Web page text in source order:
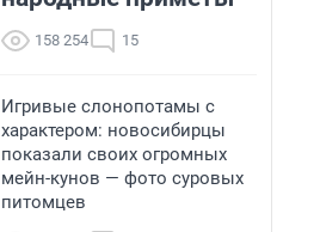
158 254 15
Игривые слонопотамы с
характером: новосибирцы
показали своих огромных
мейн-кунов — фото суровых
питомцев